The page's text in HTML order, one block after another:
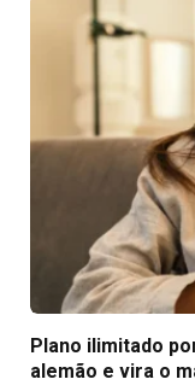
Plano ilimitado
alemão e vira o